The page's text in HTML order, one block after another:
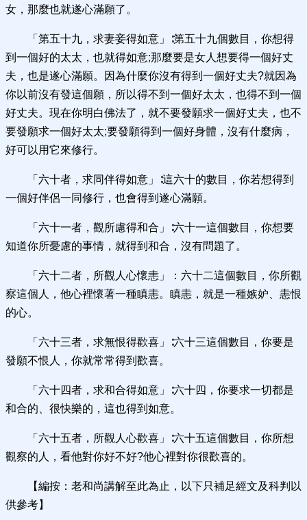
女，那麼也就遂心滿願了。
「第五十九，求妻妾得如意」∶第五十九個數目，你想得
到一個好的太太，也就得如意;那麼要是女人想要得一個好丈
夫，也是遂心滿願。因為什麼你沒有得到一個好丈夫?就因為
你以前沒有發這個願，所以得不到一個好太太，也得不到一個
好丈夫。現在你明白佛法了，就不要發願求一個好丈夫，也不
要發願求一個好太太;要發願得到一個好身體，沒有什麼病，
好可以用它來修行。
「六十者，求同伴得如意」∶這六十的數目，你若想得到
一個好伴侶一同修行，也會得到遂心滿願。
「六十一者，觀所慮得和合」∶六十一這個數目，你想要
知道你所憂慮的事情，就得到和合，沒有問題了。
「六十二者，所觀人心懷恚」：六十二這個數目，你所觀
察這個人，他心裡懷著一種瞋恚。瞋恚，就是一種嫉妒、恚恨
的心。
「六十三者，求無恨得歡喜」∶六十三這個數目，你要是
發願不恨人，你就常常得到歡喜。
「六十四者，求和合得如意」∶六十四，你要求一切都是
和合的、很快樂的，這也得到如意。
「六十五者，所觀人心歡喜」∶六十五這個數目，你所想
觀察的人，看他對你好不好?他心裡對你很歡喜的。
【編按：老和尚講解至此為止，以下只補足經文及科判以
供參考】